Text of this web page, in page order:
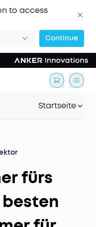
to access
Continue
Startseite
fürs
besten